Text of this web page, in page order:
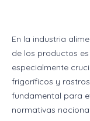
En la industria
de los productos
especialmente
frigoríficos y
fundamental para
normativas